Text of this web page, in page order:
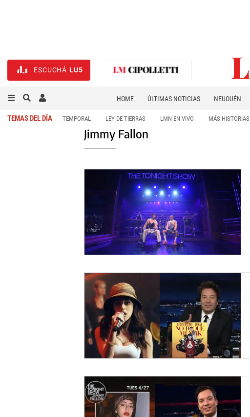
ESCUCHÁ LU5
HOME ÚLTIMAS NOTICIAS NEUQUÉN
TEMAS DEL DÍA TEMPORAL LEY DE TIERRAS LMN EN VIVO MÁS HISTORIAS
Jimmy Fallon